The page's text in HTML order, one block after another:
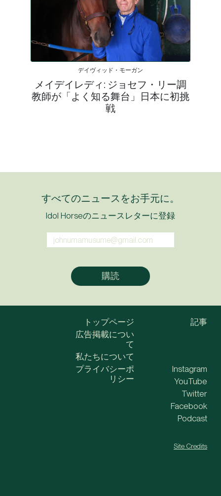
デイヴィッド・モーガン
メイデイレディ: ジョセフ・リー調
教師が「よく知る舞台」日本に初挑
戦
すべてのニュースをお手元に。
Idol Horseのニュースレターに登録
トップページ
広告掲載につい
て
私たちについて
記事
プライバシーポ
リシー
Instagram
YouTube
Twitter
Facebook
Podcast
Site Credits